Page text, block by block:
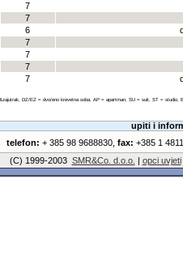
7
7
6
7
7
7
7
DZ/EZ = dvo/eno krevetna soba, AP = apartman, SU = suit, ST = studio,
upiti i
telefon: + 385 98 9688830, fax: +385 1
(C) 1999-2003 SMR&Co. d.o.o. | opci uvjeti